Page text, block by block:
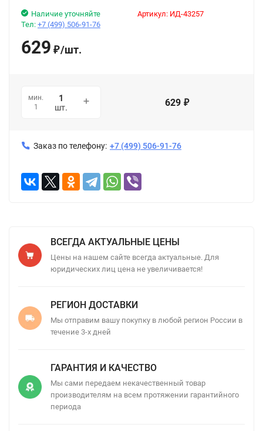
Артикул: ИД-43257
Наличие уточняйте
Тел: +7 (499) 506-91-76
629 ₽/шт.
мин.
1
шт. 629 ₽
Заказ по телефону: +7 (499) 506-91-76
ВСЕГДА АКТУАЛЬНЫЕ ЦЕНЫ
Цены на нашем сайте всегда актуальные. Для
юридических лиц цена не увеличивается!
РЕГИОН ДОСТАВКИ
Мы отправим вашу покупку в любой регион России в
течение 3-х дней
ГАРАНТИЯ И КАЧЕСТВО
Мы сами передаем некачественный товар
производителям на всем протяжении гарантийного
периода